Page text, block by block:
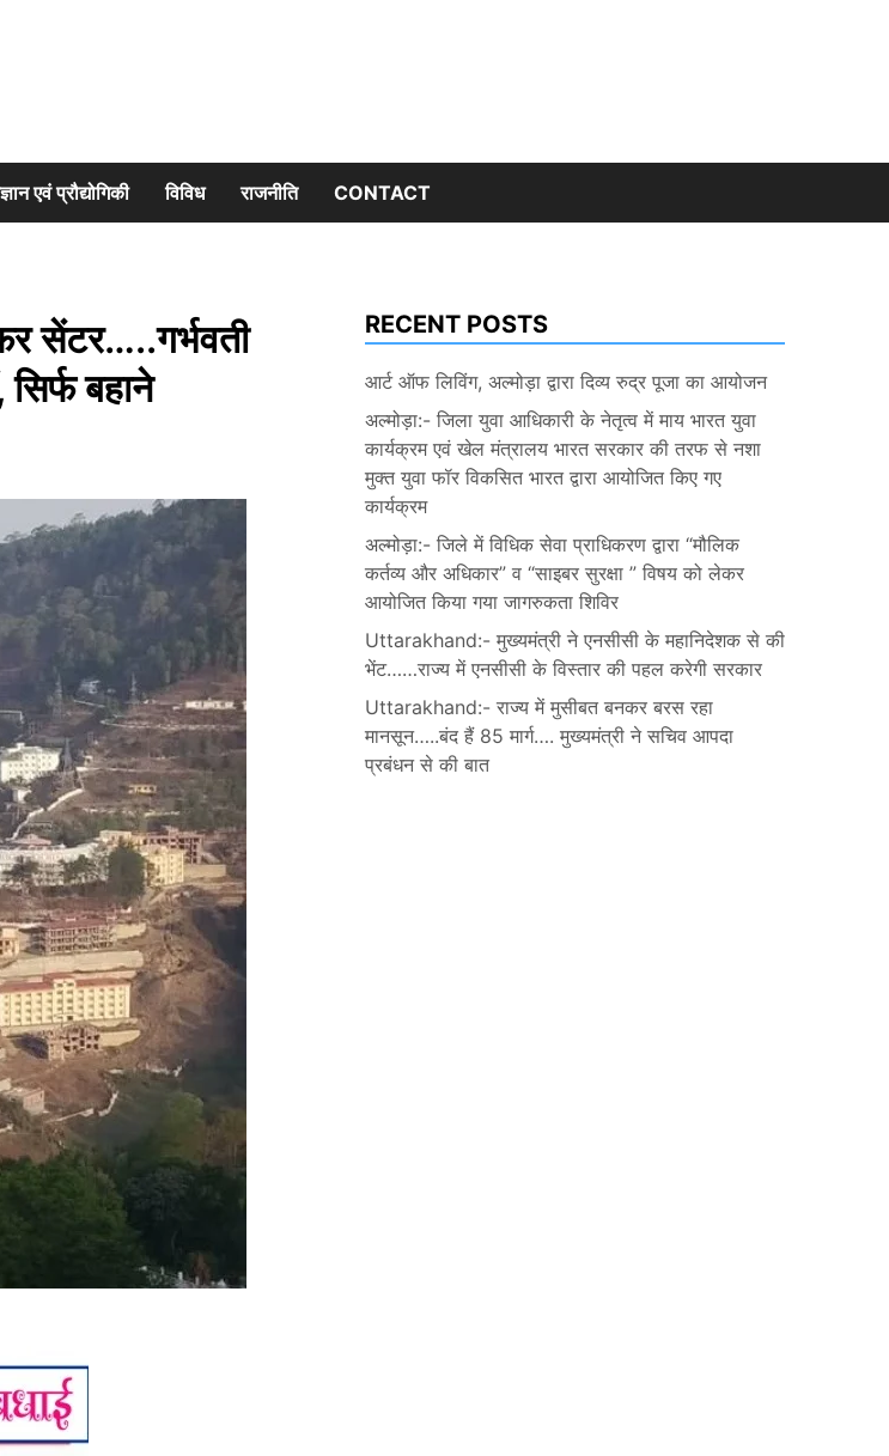
एवं प्रौद्योगिकी विविध राजनीति CONTACT
सेंटर…..गर्भवती
बहाने
RECENT POSTS
आर्ट ऑफ लिविंग, अल्मोड़ा द्वारा दिव्य रुद्र पूजा का आयोजन
अल्मोड़ा:- जिला युवा आधिकारी के नेतृत्व में माय भारत युवा
कार्यक्रम एवं खेल मंत्रालय भारत सरकार की तरफ से नशा
मुक्त युवा फॉर विकसित भारत द्वारा आयोजित किए गए
कार्यक्रम
अल्मोड़ा:- जिले में विधिक सेवा प्राधिकरण द्वारा “मौलिक
कर्तव्य और अधिकार” व “साइबर सुरक्षा ” विषय को लेकर
आयोजित किया गया जागरुकता शिविर
Uttarakhand:- मुख्यमंत्री ने एनसीसी के महानिदेशक से की
भेंट……राज्य में एनसीसी के विस्तार की पहल करेगी सरकार
Uttarakhand:- राज्य में मुसीबत बनकर बरस रहा
मानसून…..बंद हैं 85 मार्ग…. मुख्यमंत्री ने सचिव आपदा
प्रबंधन से की बात